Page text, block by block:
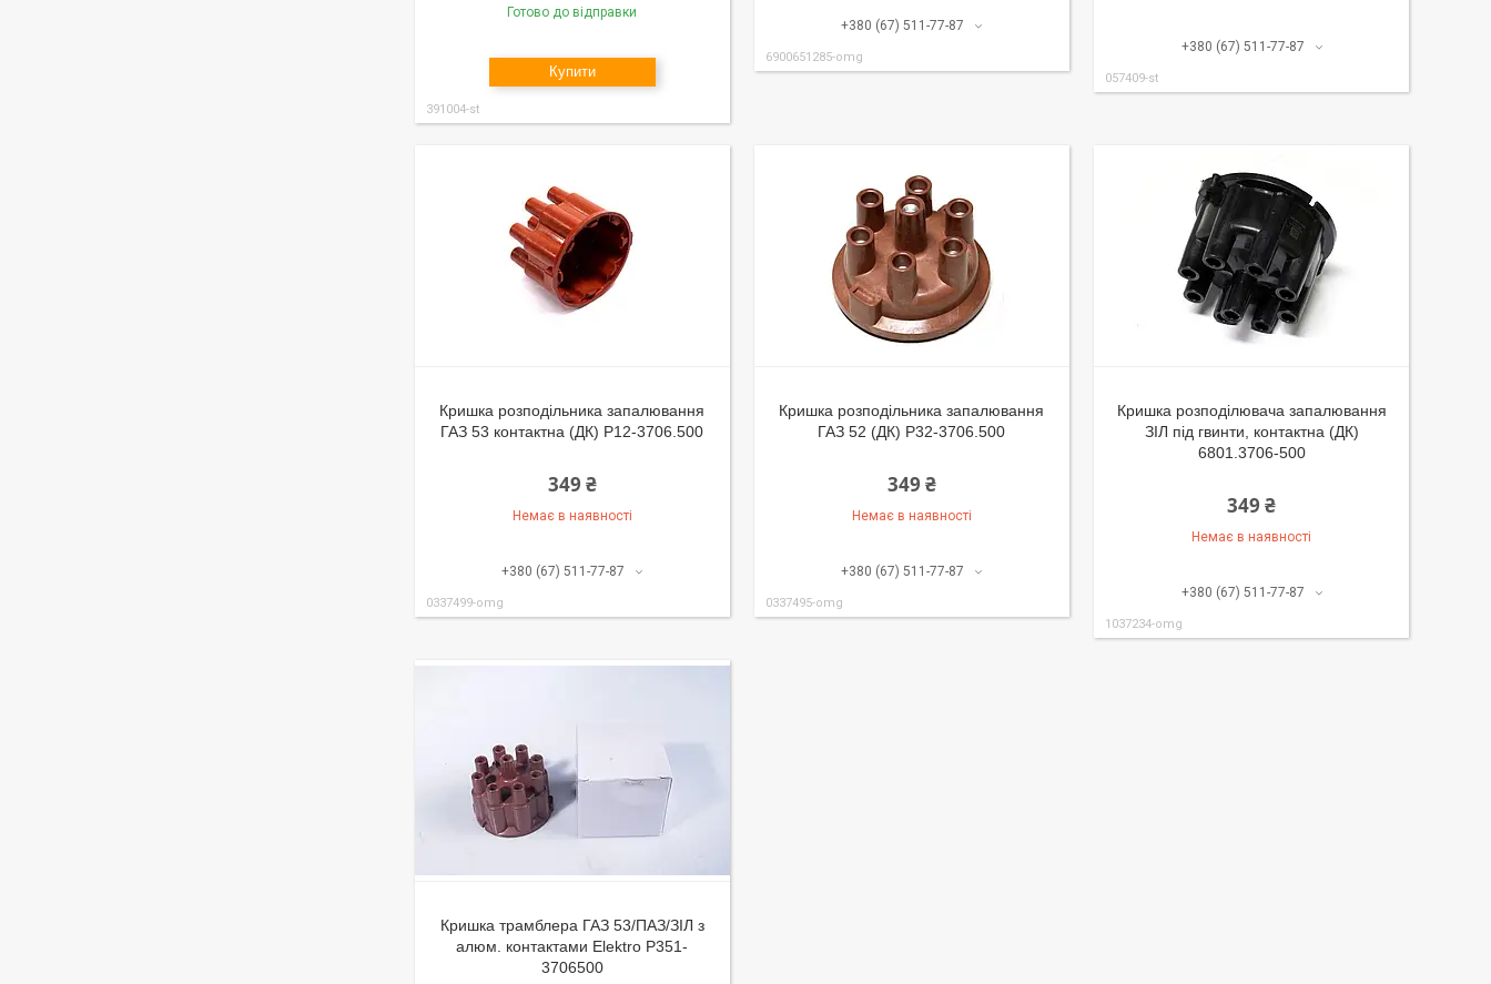
Готово до відправки
Купити
391004-st
+380 (67) 511-77-87
6900651285-omg
+380 (67) 511-77-87
057409-st
Кришка розподільника запалювання
ГАЗ 53 контактна (ДК) Р12-3706.500
349 ₴
Немає в наявності
+380 (67) 511-77-87
0337499-omg
Кришка розподільника запалювання
ГАЗ 52 (ДК) Р32-3706.500
349 ₴
Немає в наявності
+380 (67) 511-77-87
0337495-omg
Кришка розподілювача запалювання
ЗІЛ під гвинти, контактна (ДК)
6801.3706-500
349 ₴
Немає в наявності
+380 (67) 511-77-87
1037234-omg
Кришка трамблера ГАЗ 53/ПАЗ/ЗІЛ з
алюм. контактами Elektro Р351-
3706500